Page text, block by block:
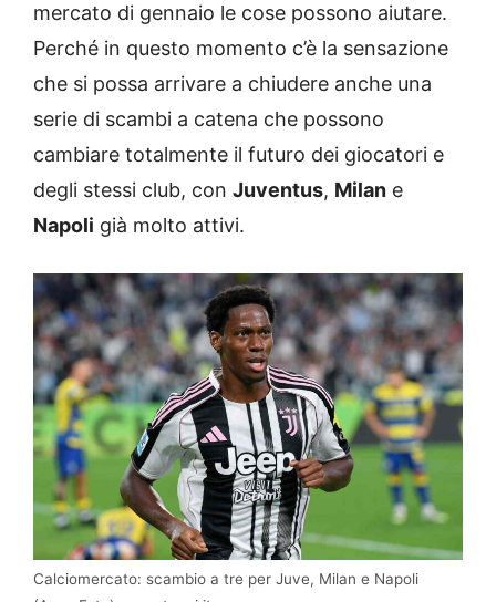
mercato di gennaio le cose possono aiutare.
Perché in questo momento c’è la sensazione
che si possa arrivare a chiudere anche una
serie di scambi a catena che possono
cambiare totalmente il futuro dei giocatori e
degli stessi club, con Juventus, Milan e
Napoli già molto attivi.
Calciomercato: scambio a tre per Juve, Milan e Napoli